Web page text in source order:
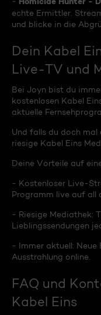
echte Ermittler.
und blicke in die
Dein Kabel
Live-TV und
Bei Joyn bist du
kostenlosen Kabel
aktuelle
Und falls du doch mal
riesige Kabel Eins
Deine Vorteile auf
- Kostenloser Live-
Programm live auf all
- Riesige Mediathek:
Lieblingssendungen
- Immer aktuell: Neue
Ausstrahlung online.
FAQ und
Kabel Eins